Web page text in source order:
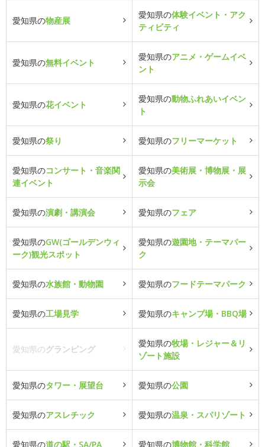
愛知県の物産展
愛知県の体験イベント・アク
ティビティ
愛知県の無料イベント
愛知県のアニメ・ゲームイベ
ント
愛知県の花イベント
愛知県の動物ふれあいイベン
ト
愛知県の祭り 愛知県のフリーマーケット
愛知県のコンサート・音楽関
連イベント
愛知県の美術展・博物展・展
示会
愛知県の演劇・講演会 愛知県のフェア
愛知県のGW(ゴールデンウィ
ーク)観光スポット
愛知県の遊園地・テーマパー
ク
愛知県の水族館・動物園 愛知県のフードテーマパーク
愛知県の工場見学 愛知県のキャンプ場・BBQ場
愛知県のグランピング
愛知県の牧場・レジャー＆リ
ゾート施設
愛知県のタワー・展望台 愛知県の公園
愛知県のアスレチック 愛知県の温泉・スパリゾート
愛知県の道の駅・SA/PA 愛知県の博物館・科学館